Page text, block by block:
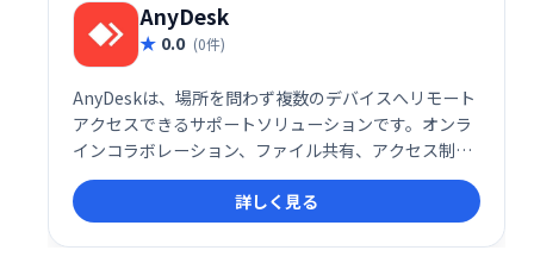
AnyDesk
0.0 (0件)
AnyDeskは、場所を問わず複数のデバイスへリモート
アクセスできるサポートソリューションです。オンラ
インコラボレーション、ファイル共有、アクセス制御
などを提供し、快適な操作性と効率的な共同作業を実
現します。ファイルやドキュメントへのスムーズなア
クセスにより、生産性を向上させます。
詳しく見る